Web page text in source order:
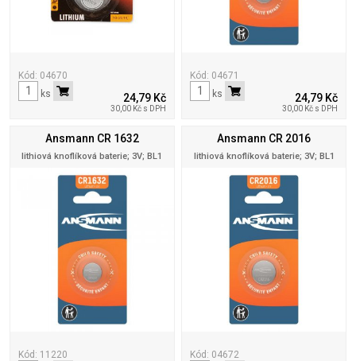
Kód: 04670
24,79 Kč
30,00 Kč s DPH
ks
Kód: 04671
24,79 Kč
30,00 Kč s DPH
ks
Ansmann CR 1632
lithiová knoflíková baterie; 3V; BL1
Kód: 11220
Ansmann CR 2016
lithiová knoflíková baterie; 3V; BL1
Kód: 04672